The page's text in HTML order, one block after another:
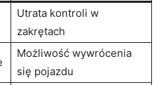
Utrata kontroli w
‍zakrętach
Możliwość⁢ wywrócenia
się pojazdu